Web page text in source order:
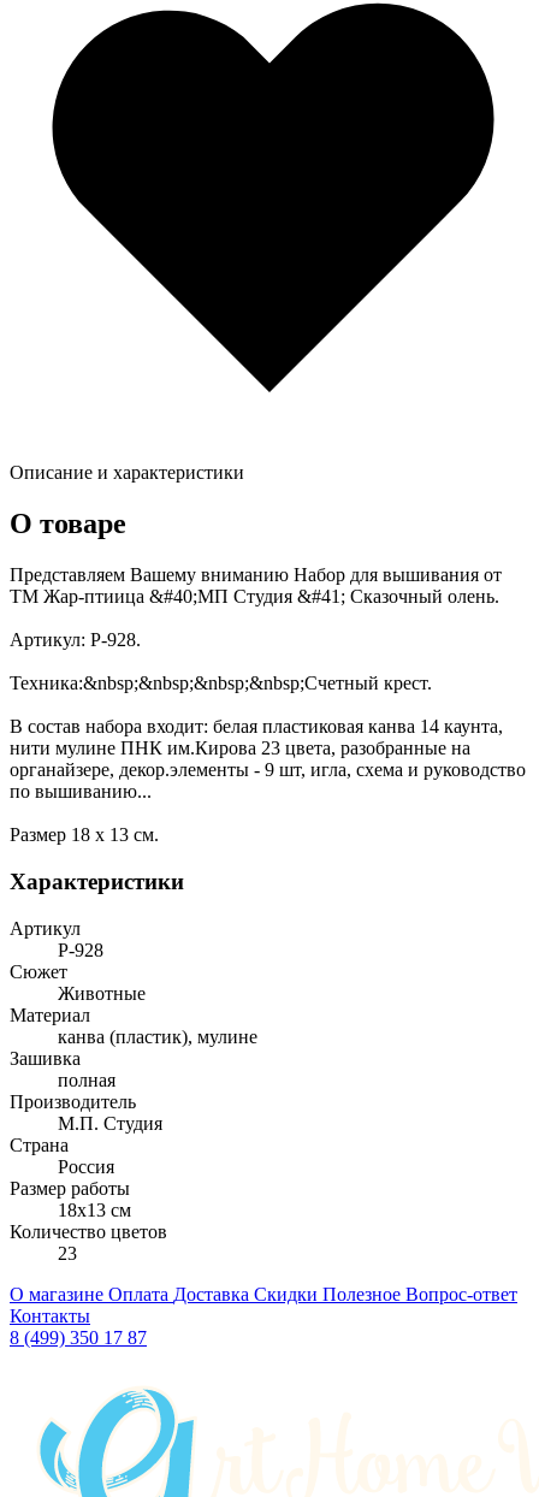
Описание и характеристики
О товаре
Представляем Вашему вниманию Набор для вышивания от
ТМ Жар-птиица &#40;МП Студия &#41; Сказочный олень.
Артикул: Р-928.
Техника:&nbsp;&nbsp;&nbsp;&nbsp;Счетный крест.
В состав набора входит: белая пластиковая канва 14 каунта,
нити мулине ПНК им.Кирова 23 цвета, разобранные на
органайзере, декор.элементы - 9 шт, игла, схема и руководство
по вышиванию...
Размер 18 х 13 см.
Характеристики
Артикул
Р-928
Сюжет
Животные
Материал
канва (пластик), мулине
Зашивка
полная
Производитель
М.П. Студия
Страна
Россия
Размер работы
18x13 см
Количество цветов
23
О магазине Оплата Доставка Скидки Полезное Вопрос-ответ
Контакты
8 (499) 350 17 87